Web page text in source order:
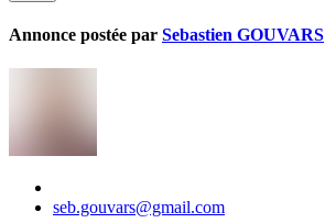
Annonce postée par Sebastien GOUVARS
seb.gouvars@gmail.com